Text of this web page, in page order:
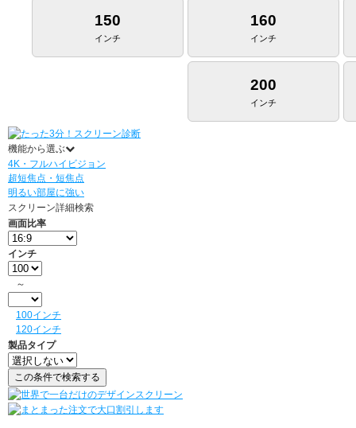
150
インチ
160
インチ
200
インチ
機能から選ぶ
4K・フルハイビジョン
超短焦点・短焦点
明るい部屋に強い
スクリーン詳細検索
画面比率
インチ
～
100インチ
120インチ
製品タイプ